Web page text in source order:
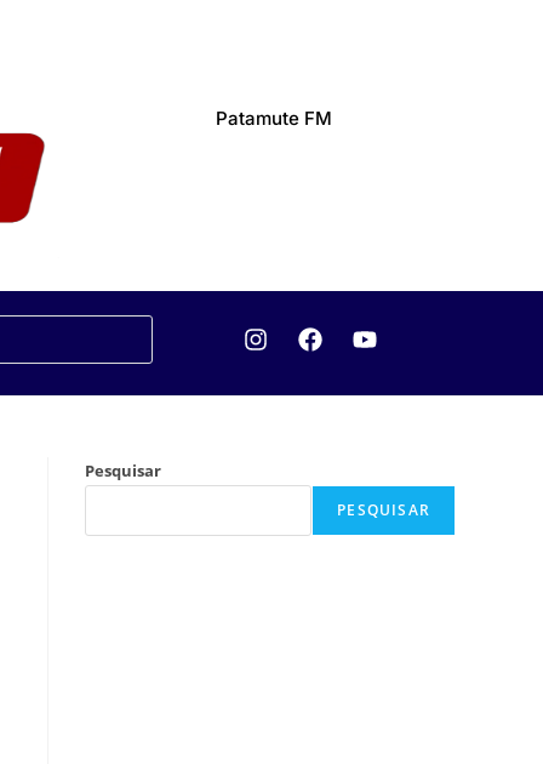
Patamute FM
Pesquisar
PESQUISAR